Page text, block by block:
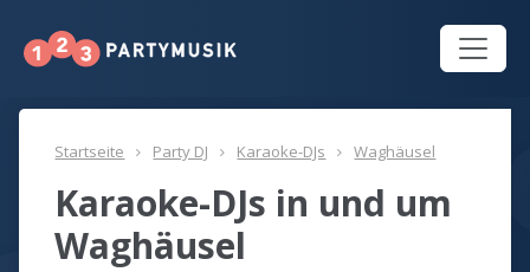
Startseite Party DJ Karaoke-DJs Waghäusel
Karaoke-DJs in und um
Waghäusel